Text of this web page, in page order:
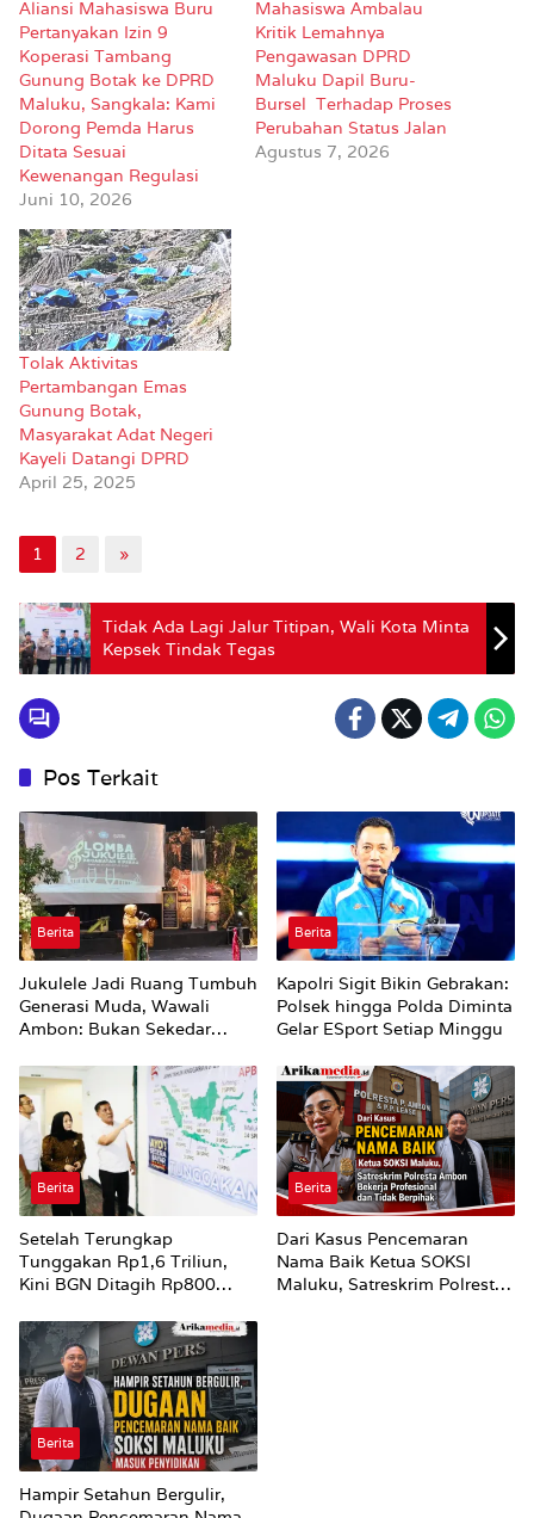
Aliansi Mahasiswa Buru
Pertanyakan Izin 9
Koperasi Tambang
Gunung Botak ke DPRD
Maluku, Sangkala: Kami
Dorong Pemda Harus
Ditata Sesuai
Kewenangan Regulasi
Juni 10, 2026
Mahasiswa Ambalau
Kritik Lemahnya
Pengawasan DPRD
Maluku Dapil Buru-
Bursel Terhadap Proses
Perubahan Status Jalan
Agustus 7, 2026
Tolak Aktivitas
Pertambangan Emas
Gunung Botak,
Masyarakat Adat Negeri
Kayeli Datangi DPRD
April 25, 2025
1 2 »
Tidak Ada Lagi Jalur Titipan, Wali Kota Minta
Kepsek Tindak Tegas
Pos Terkait
Berita
Jukulele Jadi Ruang Tumbuh
Generasi Muda, Wawali
Ambon: Bukan Sekedar
Berita
Kapolri Sigit Bikin Gebrakan:
Polsek hingga Polda Diminta
Gelar ESport Setiap Minggu
Berita
Setelah Terungkap
Tunggakan Rp1,6 Triliun,
Kini BGN Ditagih Rp800
yang Mangkrak
Berita
Dari Kasus Pencemaran
Nama Baik Ketua SOKSI
Maluku, Satreskrim Polresta
Berita
Hampir Setahun Bergulir,